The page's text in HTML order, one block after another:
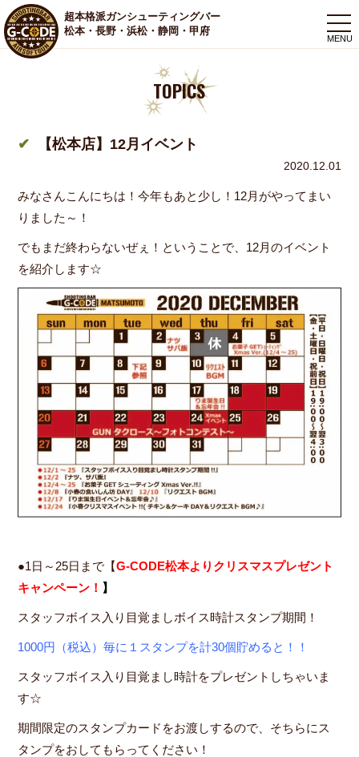
超本格派ガンシューティングバー
松本・長野・浜松・静岡・甲府
TOPICS
【松本店】12月イベント
2020.12.01
みなさんこんにちは！今年もあと少し！12月がやってまい
りました～！
でもまだ終わらないぜぇ！ということで、12月のイベント
を紹介します☆
●1日～25日まで【G-CODE松本よりクリスマスプレゼント
キャンペーン！ 】
スタッフボイス入り目覚ましボイス時計スタンプ期間！
1000円（税込）毎に１スタンプを計30個貯めると！！
スタッフボイス入り目覚まし時計をプレゼントしちゃいま
す☆
期間限定のスタンプカードをお渡しするので、そちらにス
タンプをおしてもらってください！